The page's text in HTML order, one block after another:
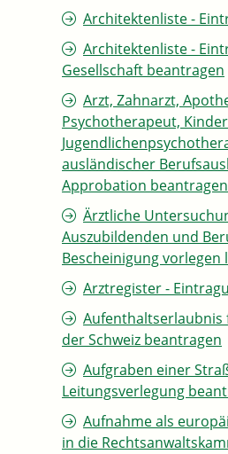
Architektenliste -
Architektenliste -
Gesellschaft beantragen
Arzt, Zahnarzt,
Psychotherapeut,
ausländischer
Approbation beantragen
Ärztliche
Auszubildenden und
Bescheinigung vorlegen
Arztregister -
Aufenthaltserlaubnis
der Schweiz beantragen
Aufgraben einer
Leitungsverlegung
Aufnahme als
in die